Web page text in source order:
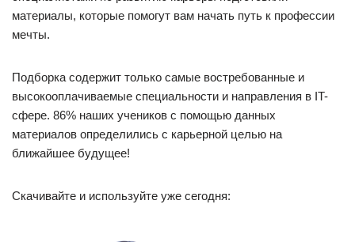
материалы, которые помогут вам начать путь к профессии
мечты.
Подборка содержит только самые востребованные и
высокооплачиваемые специальности и направления в IT-
сфере. 86% наших учеников с помощью данных
материалов определились с карьерной целью на
ближайшее будущее!
Скачивайте и используйте уже сегодня: